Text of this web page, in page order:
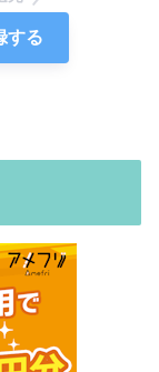
する